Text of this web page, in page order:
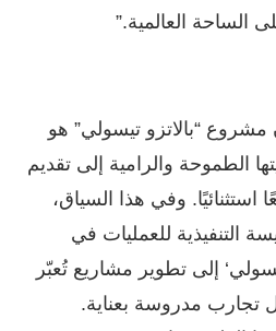
الساحة العالمية.”
“بالاتزو تيسولي” هو
الطموحة والرامية إلى تقديم
وفي هذا السياق،
التنفيذية للعمليات في
إلى تطوير مشاريع تُعبّر
تجارب مدروسة بعناية.